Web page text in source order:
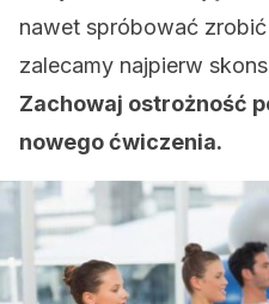
nawet spróbować
zalecamy najpierw
Zachowaj ostrożność
nowego ćwiczenia.